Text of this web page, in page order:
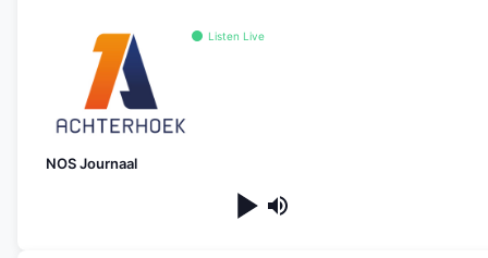
Listen Live
NOS Journaal